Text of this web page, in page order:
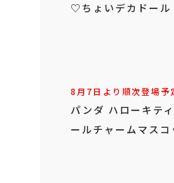
♡ちょいデカドール
8月7日より順次登場予
パンダ ハローキテ
ールチャームマス